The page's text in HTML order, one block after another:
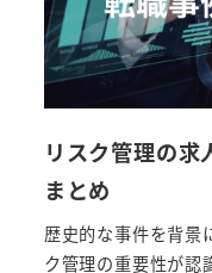
リスク管理の求
まとめ
歴史的な事件を背景
ク管理の重要性が認